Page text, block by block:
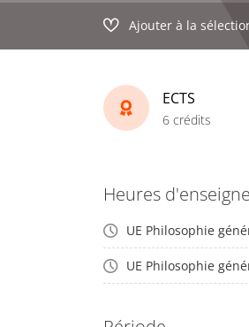
Ajouter à la
ECTS
6 crédits
Heures
UE Philosophie
UE Philosophie